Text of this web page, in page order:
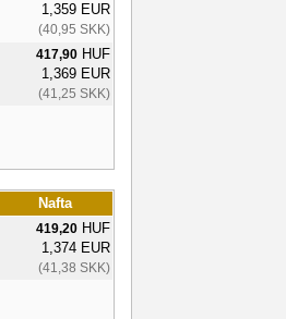
1,359 EUR
(40,95 SKK)
417,90HUF
1,369 EUR
(41,25 SKK)
Nafta
419,20HUF
1,374 EUR
(41,38 SKK)